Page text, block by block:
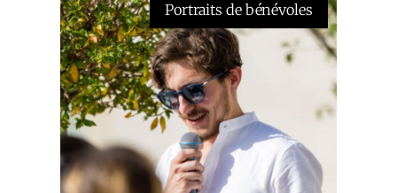
Portraits de bénévoles